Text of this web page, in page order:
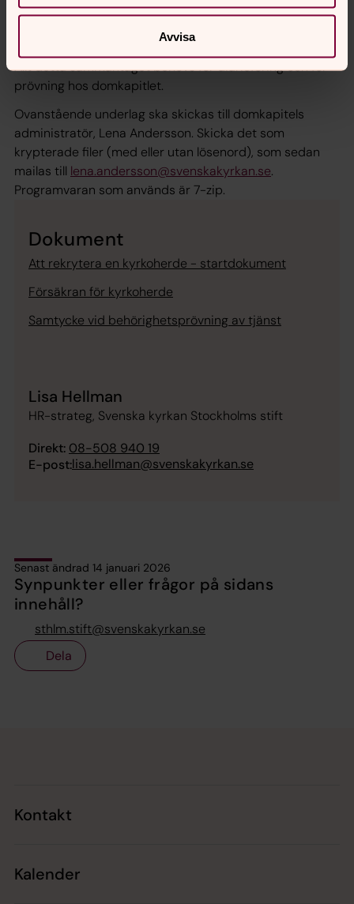
Avvisa
person i ledande tjänst. se bifogade blanketter på
Allt detta sammantaget behövs för diarieföring och för
prövning hos domkapitlet.
Ovanstående underlag ska skickas till domkapitels
administratör, Lena Andersson. Skicka det som
krypterade filer (med eller utan lösenord), som sedan
mailas till lena.andersson@svenskakyrkan.se.
Programvaran som används är 7-zip.
Dokument
Att rekrytera en kyrkoherde - startdokument
Försäkran för kyrkoherde
Samtycke vid behörighetsprövning av tjänst
Lisa Hellman
HR-strateg, Svenska kyrkan Stockholms stift
Direkt: 08-508 940 19
E-post:lisa.hellman@svenskakyrkan.se
Senast ändrad 14 januari 2026
Synpunkter eller frågor på sidans
innehåll?
sthlm.stift@svenskakyrkan.se
Dela
Kontakt
Kalender